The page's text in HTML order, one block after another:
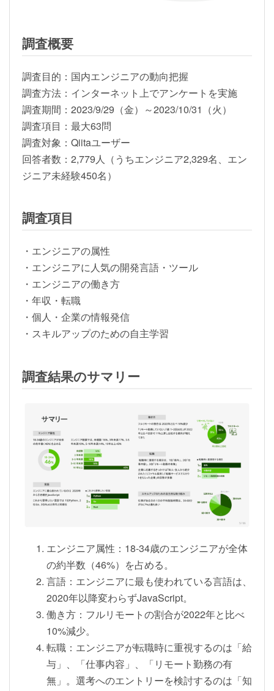
調査概要
調査目的：国内エンジニアの動向把握
調査方法：インターネット上でアンケートを実施
調査期間：2023/9/29（金）～2023/10/31（火）
調査項目：最大63問
調査対象：Qiitaユーザー
回答者数：2,779人（うちエンジニア2,329名、エン
ジニア未経験450名）
調査項目
・エンジニアの属性
・エンジニアに人気の開発言語・ツール
・エンジニアの働き方
・年収・転職
・個人・企業の情報発信
・スキルアップのための自主学習
調査結果のサマリー
エンジニア属性：18-34歳のエンジニアが全体
の約半数（46%）を占める。
言語：エンジニアに最も使われている言語は、
2020年以降変わらずJavaScript。
働き方：フルリモートの割合が2022年と比べ
10%減少。
転職：エンジニアが転職時に重視するのは「給
与」、「仕事内容」、「リモート勤務の有
無」。選考へのエントリーを検討するのは「知